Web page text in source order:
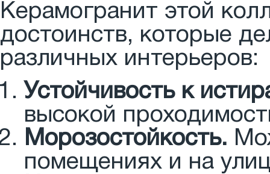
Керамогранит этой
достоинств, которые
различных интерьеров:
Устойчивость к
высокой
Морозостойкость.
помещениях и на